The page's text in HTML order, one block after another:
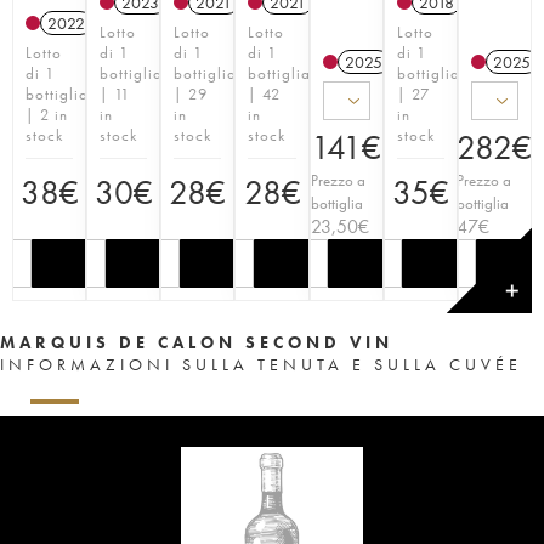
2022 T
Lotto
di 1
bottiglia
| 2 in
stock
38€
Lotto
di 1
bottiglia
| 11
in
stock
30€
Lotto
di 1
bottiglia
| 29
in
stock
28€
Lotto
di 1
bottiglia
| 42
in
stock
28€
2025 T
141€
Prezzo a
bottiglia
23,50€
Lotto
di 1
bottiglia
| 27
in
stock
35€
2025
282€
Prezzo a
bottiglia
47€
✕
MARQUIS DE CALON SECOND VIN
INFORMAZIONI SULLA TENUTA E SULLA CUVÉE